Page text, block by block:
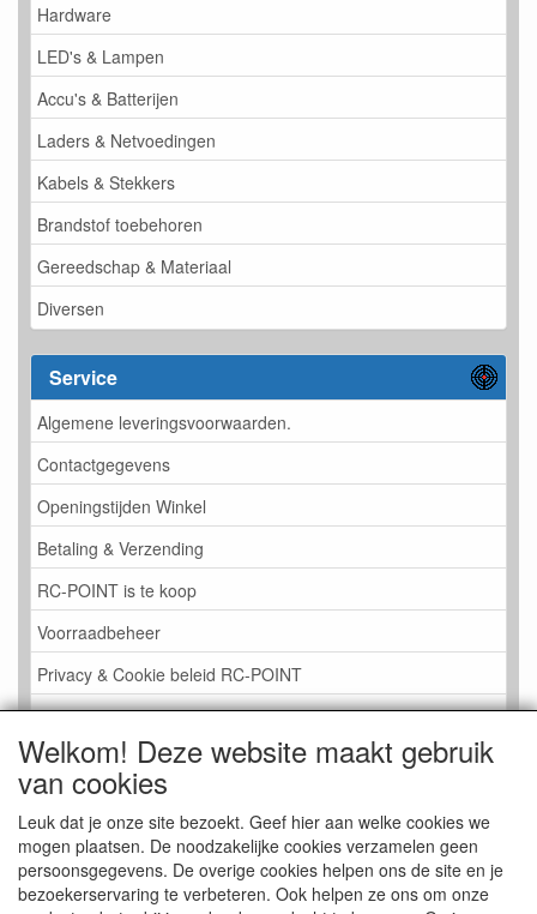
Hardware
LED's & Lampen
Accu's & Batterijen
Laders & Netvoedingen
Kabels & Stekkers
Brandstof toebehoren
Gereedschap & Materiaal
Diversen
Service
Algemene leveringsvoorwaarden.
Contactgegevens
Openingstijden Winkel
Betaling & Verzending
RC-POINT is te koop
Voorraadbeheer
Privacy & Cookie beleid RC-POINT
LINK PAGINA
Gastenboek RC-POINT
Kijkje in de Winkel
Welkom! Deze website maakt gebruik
van cookies
Leuk dat je onze site bezoekt. Geef hier aan welke cookies we
mogen plaatsen. De noodzakelijke cookies verzamelen geen
persoonsgegevens. De overige cookies helpen ons de site en je
bezoekerservaring te verbeteren. Ook helpen ze ons om onze